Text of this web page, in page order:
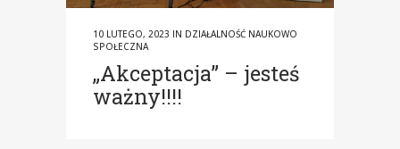
10 LUTEGO, 2023 IN DZIAŁALNOŚĆ NAUKOWO
SPOŁECZNA
„Akceptacja” – jesteś
ważny!!!!